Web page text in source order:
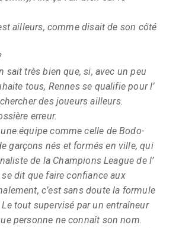
ailleurs, comme disait de son côté
sait très bien que, si, avec un peu
tous, Rennes se qualifie pour l’
des joueurs ailleurs.
erreur.
équipe comme celle de Bodo-
garçons nés et formés en ville, qui
de la Champions League de l’
dit que faire confiance aux
c’est sans doute la formule
tout supervisé par un entraîneur
personne ne connaît son nom.